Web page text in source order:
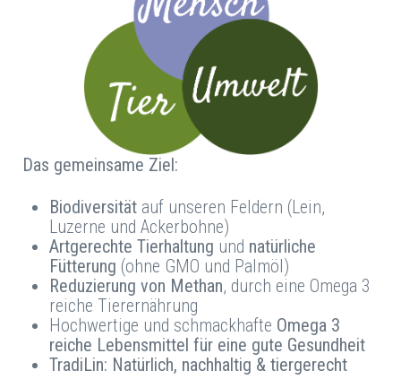
Das gemeinsame Ziel:
Biodiversität auf unseren Feldern (Lein,
Luzerne und Ackerbohne)
Artgerechte Tierhaltung und natürliche
Fütterung (ohne GMO und Palmöl)
Reduzierung von Methan, durch eine Omega 3
reiche Tierernährung
Hochwertige und schmackhafte Omega 3
reiche Lebensmittel für eine gute Gesundheit
TradiLin: Natürlich, nachhaltig & tiergerecht